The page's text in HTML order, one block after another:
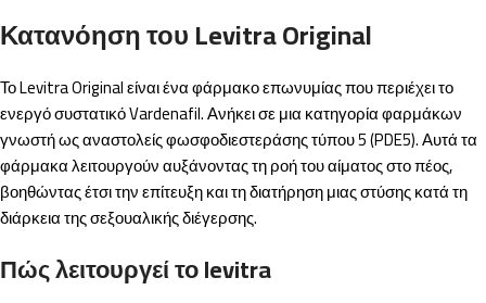
Κατανόηση του Levitra Original
Το Levitra Original είναι ένα φάρμακο επωνυμίας που περιέχει το
ενεργό συστατικό Vardenafil. Ανήκει σε μια κατηγορία φαρμάκων
γνωστή ως αναστολείς φωσφοδιεστεράσης τύπου 5 (PDE5). Αυτά τα
φάρμακα λειτουργούν αυξάνοντας τη ροή του αίματος στο πέος,
βοηθώντας έτσι την επίτευξη και τη διατήρηση μιας στύσης κατά τη
διάρκεια της σεξουαλικής διέγερσης.
Πώς λειτουργεί το levitra